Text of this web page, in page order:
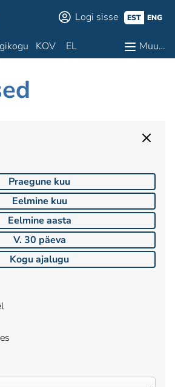
Logi sisse EST ENG
KOV EL Muu…
Praegune kuu
Eelmine kuu
Eelmine aasta
V. 30 päeva
Kogu ajalugu